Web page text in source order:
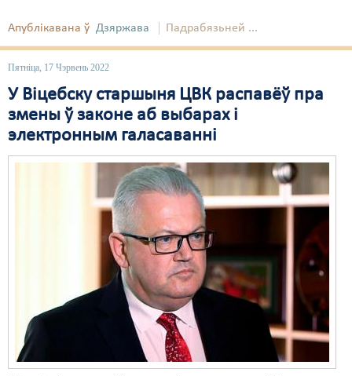
Апублікавана ў Дзяржава Падрабязьней ...
Пятніца, 17 Чэрвень 2022
У Віцебску старшыня ЦВК распавёў пра
змены ў законе аб выбарах і
электронным галасаванні
Суд
Сьмяротнае пакараньне
Экалёгія
Правы працоўных
Сацыяльныя правы